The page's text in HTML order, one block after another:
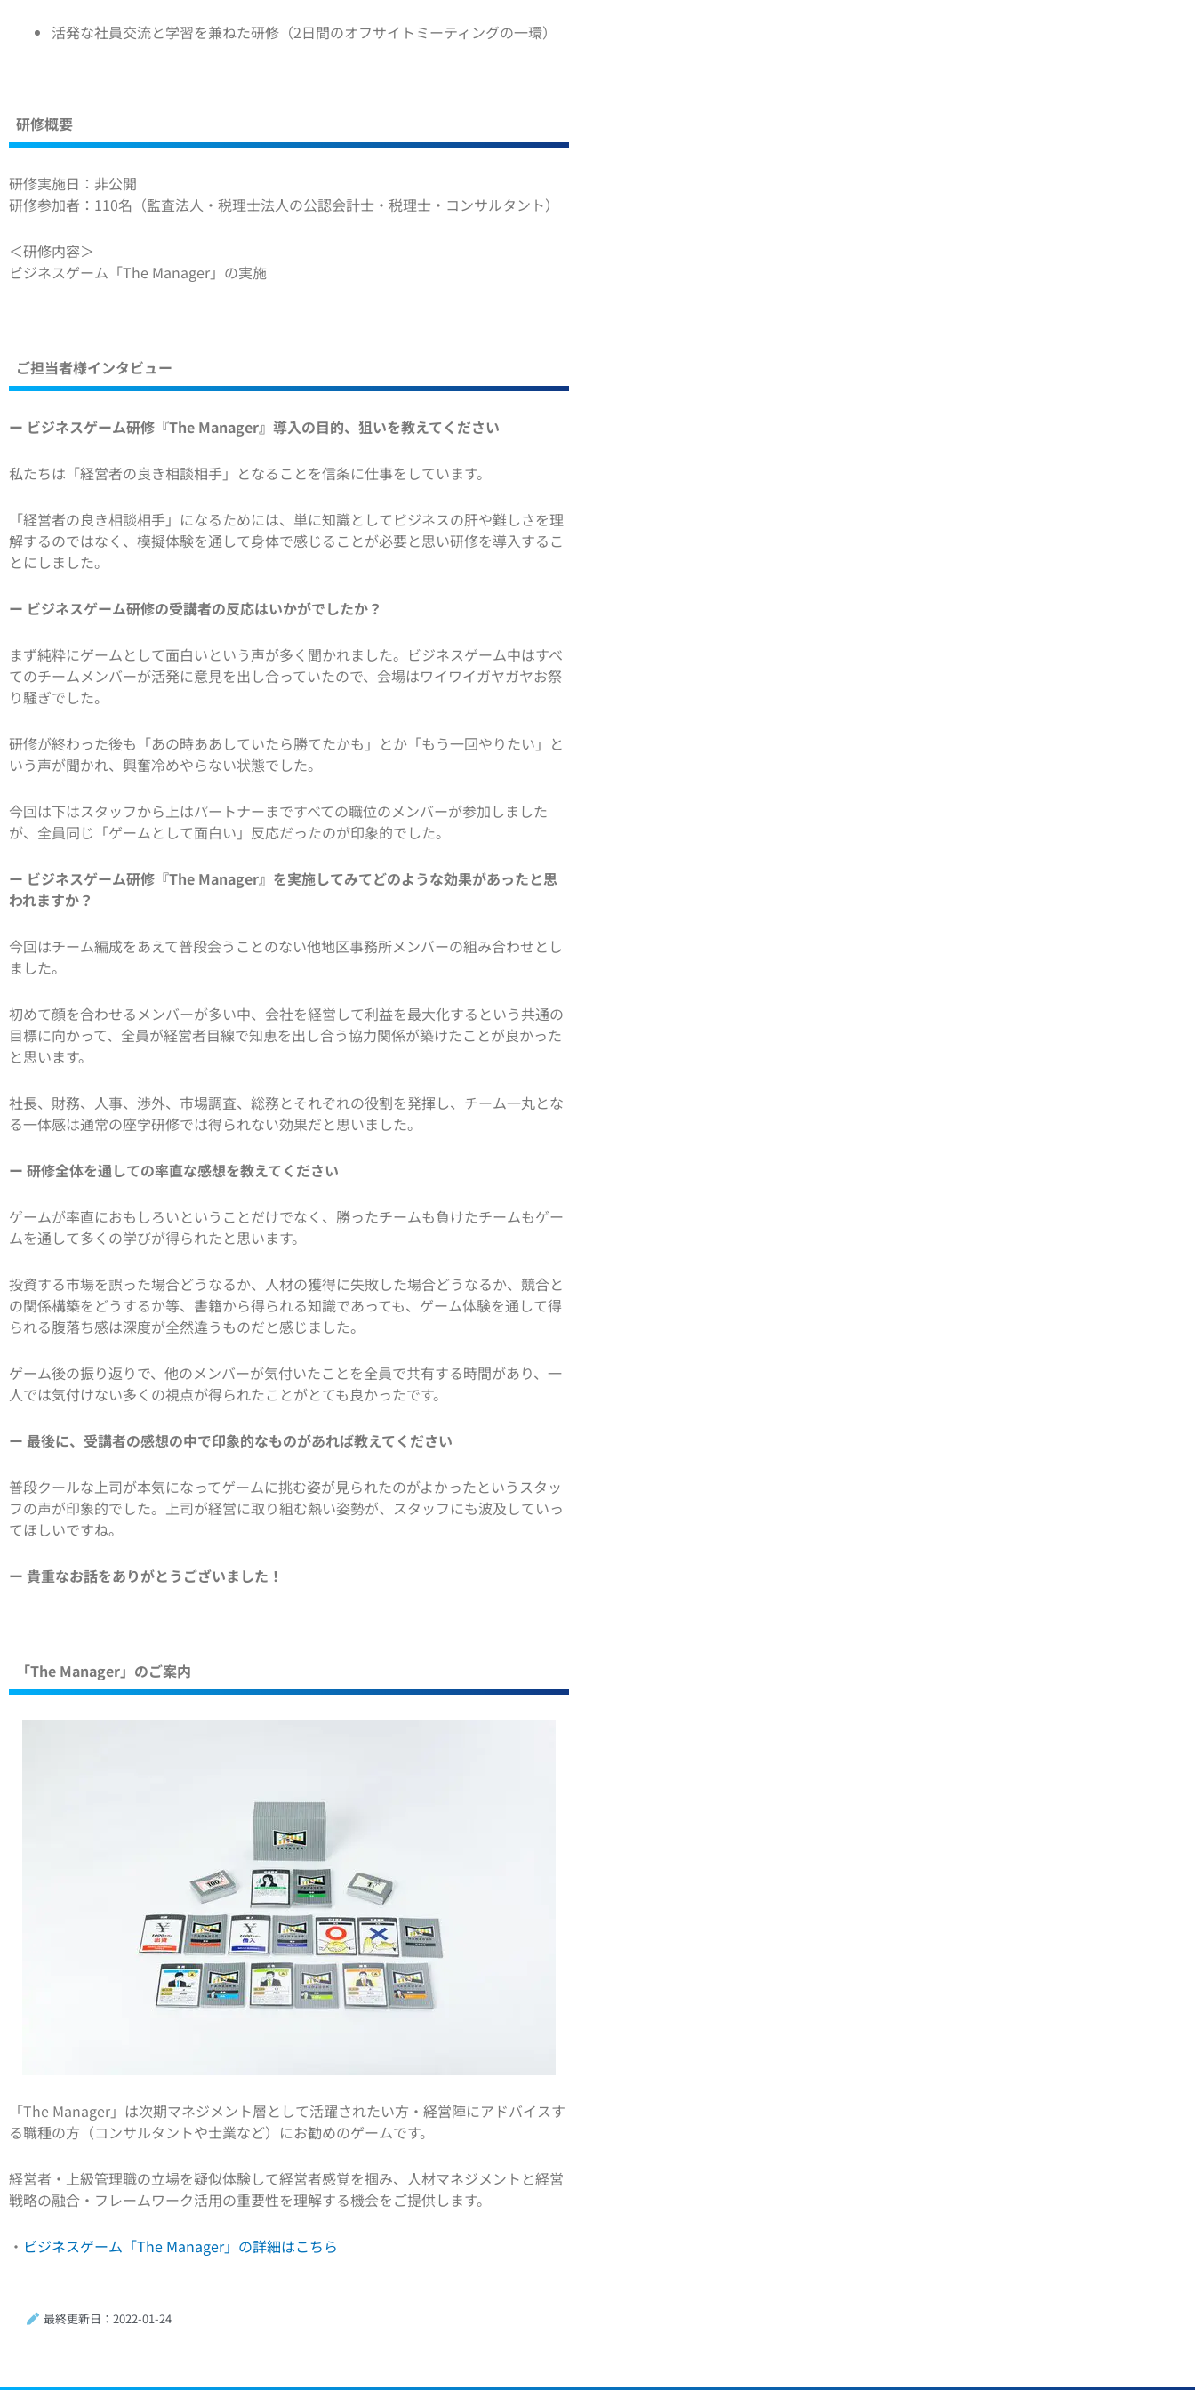
活発な社員交流と学習を兼ねた研修（2日間のオフサイトミーティングの一環）
研修概要
研修実施日：非公開
研修参加者：110名（監査法人・税理士法人の公認会計士・税理士・コンサルタント）
＜研修内容＞
ビジネスゲーム「The Manager」の実施
ご担当者様インタビュー
ー ビジネスゲーム研修『The Manager』導入の目的、狙いを教えてください
私たちは「経営者の良き相談相手」となることを信条に仕事をしています。
「経営者の良き相談相手」になるためには、単に知識としてビジネスの肝や難しさを理
解するのではなく、模擬体験を通して身体で感じることが必要と思い研修を導入するこ
とにしました。
ー ビジネスゲーム研修の受講者の反応はいかがでしたか？
まず純粋にゲームとして面白いという声が多く聞かれました。ビジネスゲーム中はすべ
てのチームメンバーが活発に意見を出し合っていたので、会場はワイワイガヤガヤお祭
り騒ぎでした。
研修が終わった後も「あの時ああしていたら勝てたかも」とか「もう一回やりたい」と
いう声が聞かれ、興奮冷めやらない状態でした。
今回は下はスタッフから上はパートナーまですべての職位のメンバーが参加しました
が、全員同じ「ゲームとして面白い」反応だったのが印象的でした。
ー ビジネスゲーム研修『The Manager』を実施してみてどのような効果があったと思
われますか？
今回はチーム編成をあえて普段会うことのない他地区事務所メンバーの組み合わせとし
ました。
初めて顔を合わせるメンバーが多い中、会社を経営して利益を最大化するという共通の
目標に向かって、全員が経営者目線で知恵を出し合う協力関係が築けたことが良かった
と思います。
社長、財務、人事、渉外、市場調査、総務とそれぞれの役割を発揮し、チーム一丸とな
る一体感は通常の座学研修では得られない効果だと思いました。
ー 研修全体を通しての率直な感想を教えてください
ゲームが率直におもしろいということだけでなく、勝ったチームも負けたチームもゲー
ムを通して多くの学びが得られたと思います。
投資する市場を誤った場合どうなるか、人材の獲得に失敗した場合どうなるか、競合と
の関係構築をどうするか等、書籍から得られる知識であっても、ゲーム体験を通して得
られる腹落ち感は深度が全然違うものだと感じました。
ゲーム後の振り返りで、他のメンバーが気付いたことを全員で共有する時間があり、一
人では気付けない多くの視点が得られたことがとても良かったです。
ー 最後に、受講者の感想の中で印象的なものがあれば教えてください
普段クールな上司が本気になってゲームに挑む姿が見られたのがよかったというスタッ
フの声が印象的でした。上司が経営に取り組む熱い姿勢が、スタッフにも波及していっ
てほしいですね。
ー 貴重なお話をありがとうございました！
「The Manager」のご案内
「The Manager」は次期マネジメント層として活躍されたい方・経営陣にアドバイスす
る職種の方（コンサルタントや士業など）にお勧めのゲームです。
経営者・上級管理職の立場を疑似体験して経営者感覚を掴み、人材マネジメントと経営
戦略の融合・フレームワーク活用の重要性を理解する機会をご提供します。
・ ビジネスゲーム「The Manager」の詳細はこちら
最終更新日：2022-01-24